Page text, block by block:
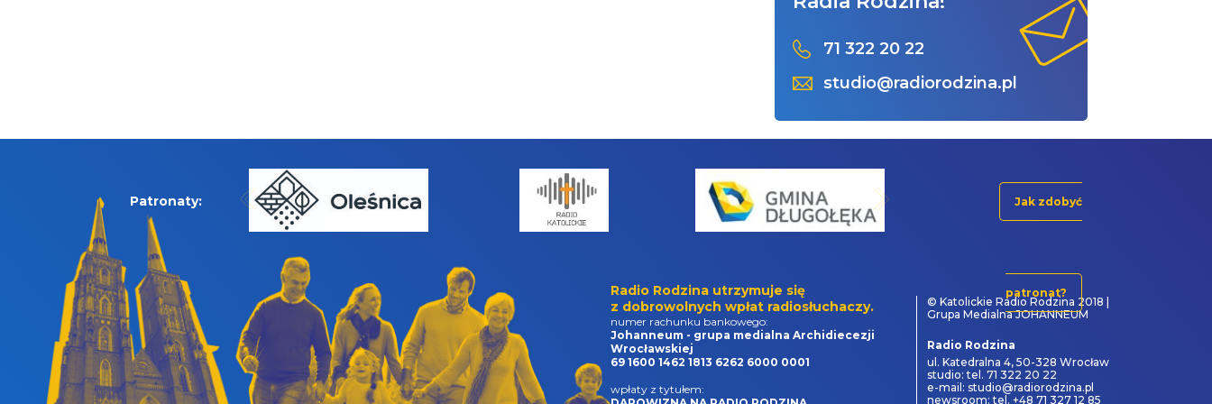
71 322 20 22
studio@radiorodzina.pl
Patronaty: Jak zdobyć
patronat?
Radio Rodzina utrzymuje się
z dobrowolnych wpłat radiosłuchaczy.
numer rachunku bankowego:
Johanneum - grupa medialna Archidiecezji
Wrocławskiej
69 1600 1462 1813 6262 6000 0001
wpłaty z tytułem:
© Katolickie Radio Rodzina 2018 |
Grupa Medialna JOHANNEUM
Radio Rodzina
ul. Katedralna 4, 50-328 Wrocław
studio: tel. 71 322 20 22
e-mail: studio@radiorodzina.pl
newsroom: tel. +48 71 327 12 85